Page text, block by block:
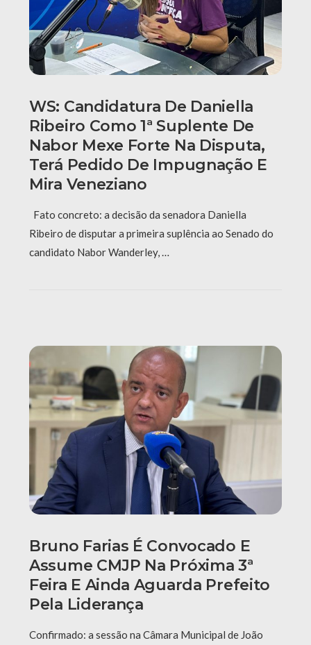
WS: Candidatura De Daniella
Ribeiro Como 1ª Suplente De
Nabor Mexe Forte Na Disputa,
Terá Pedido De Impugnação E
Mira Veneziano
Fato concreto: a decisão da senadora Daniella
Ribeiro de disputar a primeira suplência ao Senado do
candidato Nabor Wanderley, …
Bruno Farias É Convocado E
Assume CMJP Na Próxima 3ª
Feira E Ainda Aguarda Prefeito
Pela Liderança
Confirmado: a sessão na Câmara Municipal de João